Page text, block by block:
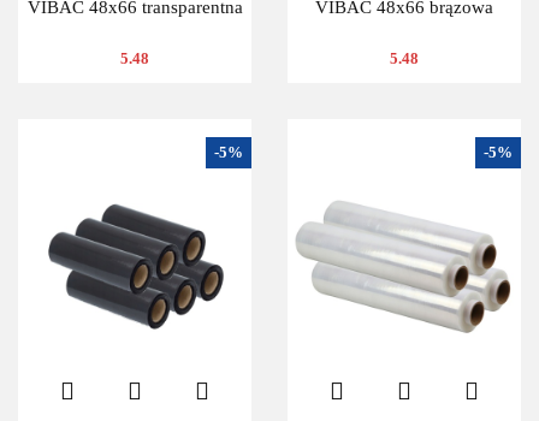
VIBAC 48x66 transparentna
5.48
VIBAC 48x66 brązowa
5.48
-5% -5%